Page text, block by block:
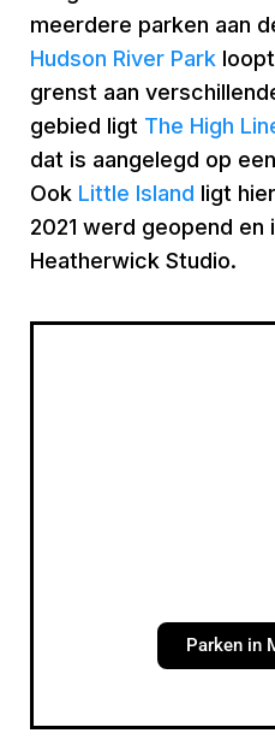
meerdere parken aan
Hudson River Park
grenst aan
gebied ligt The High
dat is aangelegd op
Ook Little Island ligt
2021 werd geopend
Heatherwick Studio.
Parken in